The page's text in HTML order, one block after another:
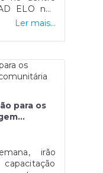
ELO nos
das 10h às
Ler mais...
para os
irão